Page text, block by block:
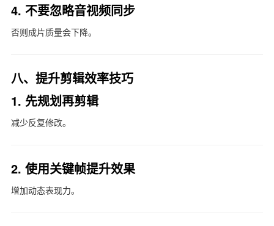
4. 不要忽略音视频同步
否则成片质量会下降。
八、提升剪辑效率技巧
1. 先规划再剪辑
减少反复修改。
2. 使用关键帧提升效果
增加动态表现力。